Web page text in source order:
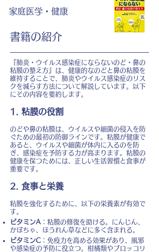
家庭医学・健康
書籍の紹介
『肺炎・ウイルス感染症にならないのど・鼻の
粘膜の整え方』は、健康的なのどと鼻の粘膜を
維持することで、肺炎やウイルス感染症のリス
クを減らす方法について解説しています。以下
にその内容を要約します。
1. 粘膜の役割
のどや鼻の粘膜は、ウイルスや細菌の侵入を防
ぐための最初の防御ラインです。粘膜が健康で
あると、ウイルスや細菌が体内に入るのを防
ぎ、感染症を予防する力が高まります。粘膜の
健康を保つためには、正しい生活習慣と食事が
重要です。
2. 食事と栄養
粘膜を強化するために、以下の栄養素が有効で
す。
ビタミンA ：粘膜の修復を助ける。にんじん、
かぼちゃ、ほうれん草などに多く含まれる。
ビタミンC ：免疫力を高める効果があり、風邪
や感染症の予防に役立つ。柑橘類やブロッコリ